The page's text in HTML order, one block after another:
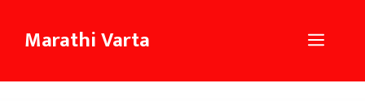
Marathi Varta Menu